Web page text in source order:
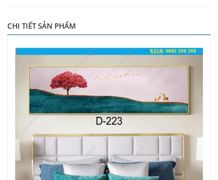
CHI TIẾT SẢN PHẨM